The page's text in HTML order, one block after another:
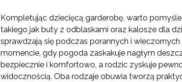
Kompletując dziecięcą garderobę, warto
takiego jak buty z odblaskami oraz kalosze dla
sprawdzają się podczas porannych i
momencie, gdy pogoda zaskakuje nagłym
bezpiecznie i komfortowo, a rodzic zyskuje
widocznością. Oba rodzaje obuwia tworzą